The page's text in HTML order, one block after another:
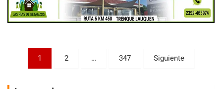
Paginación
1 2 … 347 Siguiente
KDO - F6
Ciudad de Trenque Lauquen (Asfalto)
Trenque Lauquen (Buenos Aires)
Villaguay (Entre Ríos)